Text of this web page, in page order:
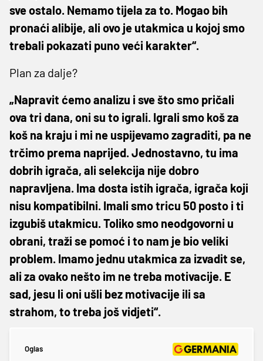
sve ostalo. Nemamo tijela za to. Mogao bih
pronaći alibije, ali ovo je utakmica u kojoj smo
trebali pokazati puno veći karakter“.
Plan za dalje?
„Napravit ćemo analizu i sve što smo pričali
ova tri dana, oni su to igrali. Igrali smo koš za
koš na kraju i mi ne uspijevamo zagraditi, pa ne
trčimo prema naprijed. Jednostavno, tu ima
dobrih igrača, ali selekcija nije dobro
napravljena. Ima dosta istih igrača, igrača koji
nisu kompatibilni. Imali smo tricu 50 posto i ti
izgubiš utakmicu. Toliko smo neodgovorni u
obrani, traži se pomoć i to nam je bio veliki
problem. Imamo jednu utakmica za izvadit se,
ali za ovako nešto im ne treba motivacije. E
sad, jesu li oni ušli bez motivacije ili sa
strahom, to treba još vidjeti“.
Oglas